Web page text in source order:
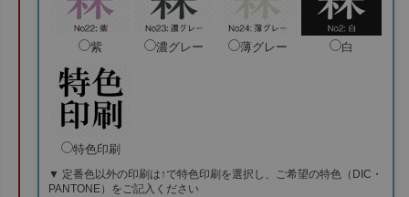
紫 濃グレー 薄グレー 白
特色印刷
▼ 定番色以外の印刷は↑で特色印刷を選択し、ご希望の特色（DIC・
PANTONE）をご記入ください